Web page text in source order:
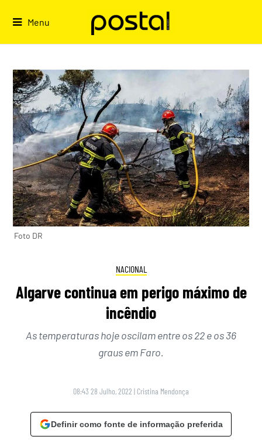
Menu
Foto DR
NACIONAL
Algarve continua em perigo máximo de
incêndio
As temperaturas hoje oscilam entre os 22 e os 36
graus em Faro.
08:43 28 Julho, 2022 | Cristina Mendonça
Definir como fonte de informação preferida